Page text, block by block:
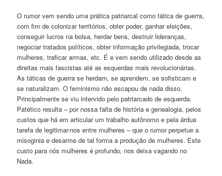
O rumor vem sendo uma prática patriarcal como tática de guerra,
com fim de colonizar territórios, obter poder, ganhar eleições,
conseguir lucros na bolsa, herdar bens, destruir lideranças,
negociar tratados políticos, obter informação privilegiada, trocar
mulheres, traficar armas, etc. É e vem sendo utilizado desde as
direitas mais fascistas até as esquerdas mais revolucionárias.
As táticas de guerra se herdam, se aprendem, se sofisticam e
se naturalizam. O feminismo não escapou de nada disso.
Principalmente se viu intervido pelo patriarcado de esquerda.
Patético resulta – por nossa falta de história e genealogia, pelos
custos que há em articular um trabalho autônomo e pela árdua
tarefa de legitimar-nos entre mulheres – que o rumor perpetue a
misoginia e desarme de tal forma a produção de mulheres. Este
custo para nós mulheres é profundo, nos deixa vagando no
Nada.